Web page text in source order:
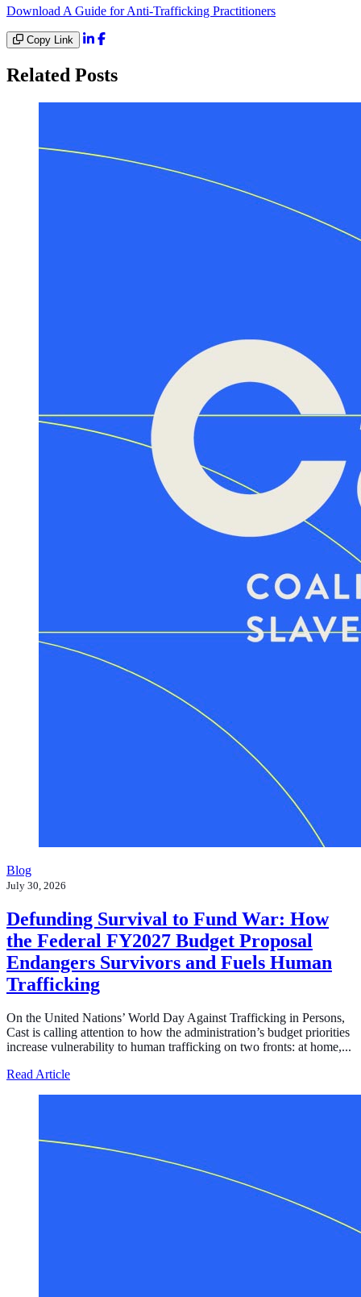
Download A Guide for Anti-Trafficking Practitioners
Copy Link
Related Posts
Blog
July 30, 2026
Defunding Survival to Fund War: How
the Federal FY2027 Budget Proposal
Endangers Survivors and Fuels Human
Trafficking
On the United Nations’ World Day Against Trafficking in Persons,
Cast is calling attention to how the administration’s budget priorities
increase vulnerability to human trafficking on two fronts: at home,...
Read Articleabout Defunding Survival to Fund War: How the